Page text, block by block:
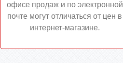
офисе продаж и по электронной
почте могут отличаться от цен в
интернет-магазине.